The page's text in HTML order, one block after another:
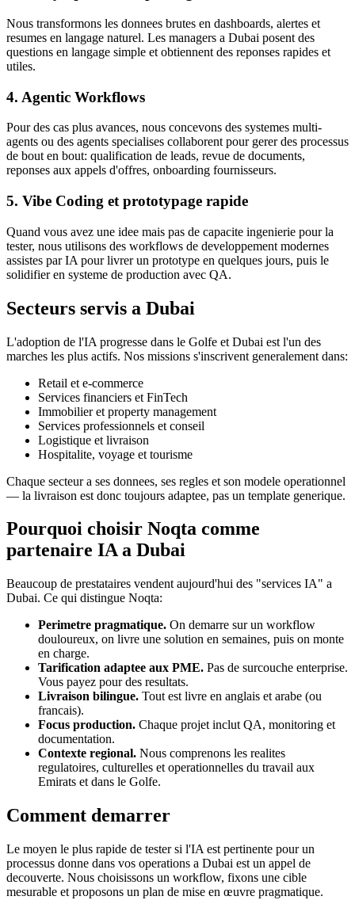
Nous transformons les donnees brutes en dashboards, alertes et
resumes en langage naturel. Les managers a Dubai posent des
questions en langage simple et obtiennent des reponses rapides et
utiles.
4. Agentic Workflows
Pour des cas plus avances, nous concevons des systemes multi-
agents ou des agents specialises collaborent pour gerer des processus
de bout en bout: qualification de leads, revue de documents,
reponses aux appels d'offres, onboarding fournisseurs.
5. Vibe Coding et prototypage rapide
Quand vous avez une idee mais pas de capacite ingenierie pour la
tester, nous utilisons des workflows de developpement modernes
assistes par IA pour livrer un prototype en quelques jours, puis le
solidifier en systeme de production avec QA.
Secteurs servis a Dubai
L'adoption de l'IA progresse dans le Golfe et Dubai est l'un des
marches les plus actifs. Nos missions s'inscrivent generalement dans:
Retail et e-commerce
Services financiers et FinTech
Immobilier et property management
Services professionnels et conseil
Logistique et livraison
Hospitalite, voyage et tourisme
Chaque secteur a ses donnees, ses regles et son modele operationnel
— la livraison est donc toujours adaptee, pas un template generique.
Pourquoi choisir Noqta comme
partenaire IA a Dubai
Beaucoup de prestataires vendent aujourd'hui des "services IA" a
Dubai. Ce qui distingue Noqta:
Perimetre pragmatique. On demarre sur un workflow
douloureux, on livre une solution en semaines, puis on monte
en charge.
Tarification adaptee aux PME. Pas de surcouche enterprise.
Vous payez pour des resultats.
Livraison bilingue. Tout est livre en anglais et arabe (ou
francais).
Focus production. Chaque projet inclut QA, monitoring et
documentation.
Contexte regional. Nous comprenons les realites
regulatoires, culturelles et operationnelles du travail aux
Emirats et dans le Golfe.
Comment demarrer
Le moyen le plus rapide de tester si l'IA est pertinente pour un
processus donne dans vos operations a Dubai est un appel de
decouverte. Nous choisissons un workflow, fixons une cible
mesurable et proposons un plan de mise en œuvre pragmatique.